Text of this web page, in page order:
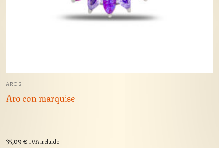
AROS
Aro con marquise
35,09€ IVA incluido